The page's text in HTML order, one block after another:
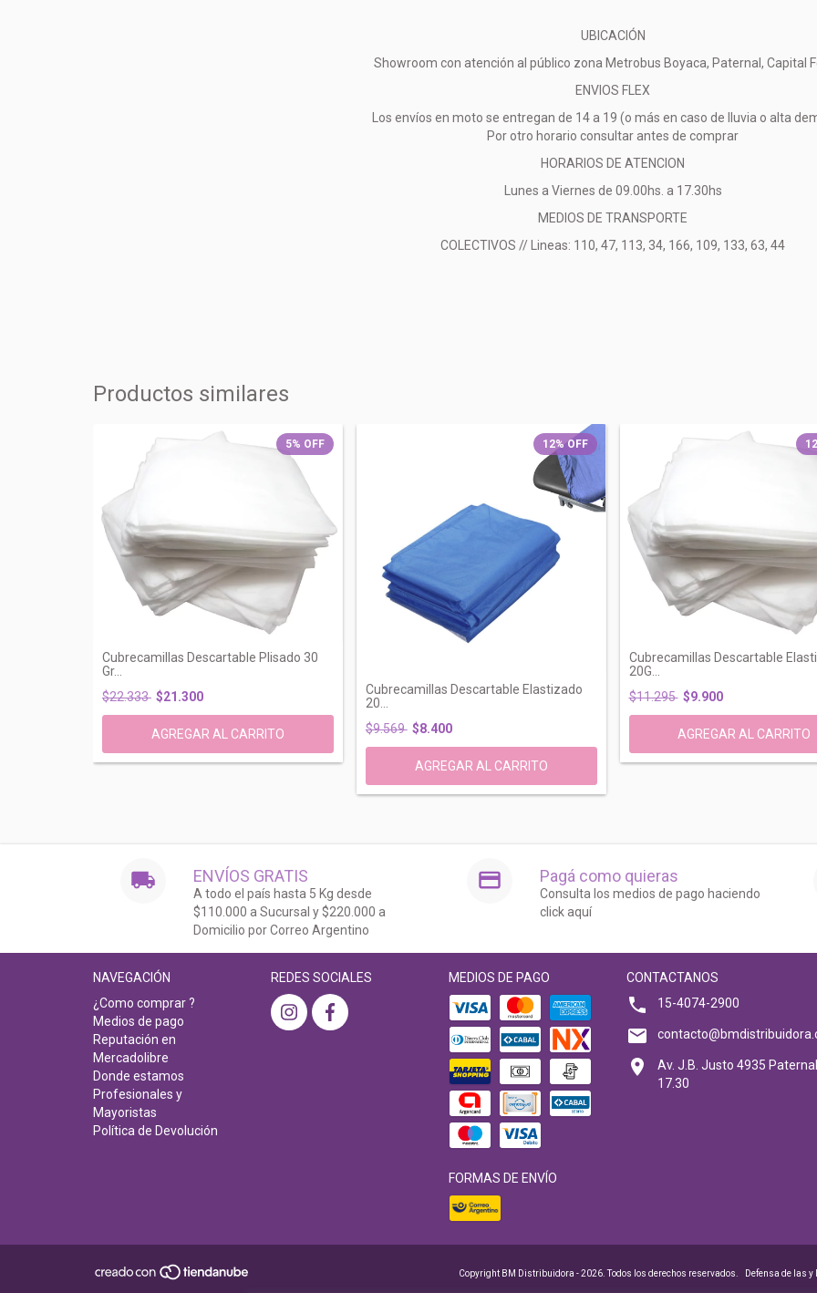
UBICACIÓN
Showroom con atención al público zona Metrobus Boyaca, Paternal, Capital
ENVIOS FLEX
Los envíos en moto se entregan de 14 a 19 (o más en caso de lluvia o alta
Por otro horario consultar antes de comprar
HORARIOS DE ATENCION
Lunes a Viernes de 09.00hs. a 17.30hs
MEDIOS DE TRANSPORTE
COLECTIVOS // Lineas: 110, 47, 113, 34, 166, 109, 133, 63, 44
Productos similares
5% OFF
Cubrecamillas Descartable Plisado 30
Gr...
$22.333 $21.300
12%OFF
Cubrecamillas Descartable Elastizado
20...
$9.569 $8.400
12
Cubrecamillas Descartable
20G...
$11.295 $9.900
ENVÍOS GRATIS
A todo el país hasta 5 Kg desde
$110.000 a Sucursal y $220.000 a
Domicilio por Correo Argentino
Pagá como quieras
Consulta los medios de pago haciendo
click aquí
NAVEGACIÓN
¿Como comprar ?
Medios de pago
Reputación en
Mercadolibre
Donde estamos
Profesionales y
Mayoristas
Política de Devolución
REDES SOCIALES MEDIOS DE PAGO
FORMAS DE ENVÍO
CONTACTANOS
15-4074-2900
Av. J.B. Justo 4935
17.30
Copyright BM Distribuidora - 2026. Todos los derechos reservados. Defensa de las